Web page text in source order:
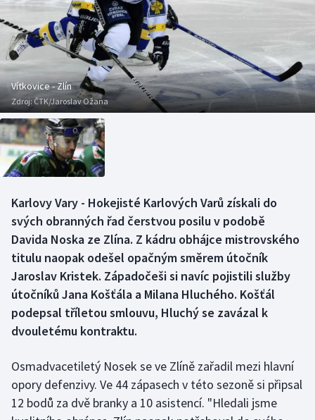
Americký fotbal
Baseball a softbal
Basketbal
Biatlon
Boby a skeleton
Curling
Dostihy
Florbal
Futsal
Gymnastika
NEPŘEHLÉDNĚTE
Soutěže
Historické návraty
Aplikace ČT sport
AZ kvíz
Vítkovice - Zlín
Zdroj:ČTK/Jaroslav Ožana
Karlovy Vary - Hokejisté Karlových Varů získali do
svých obranných řad čerstvou posilu v podobě
Davida Noska ze Zlína. Z kádru obhájce mistrovského
titulu naopak odešel opačným směrem útočník
Jaroslav Kristek. Západočeši si navíc pojistili služby
útočníků Jana Košťála a Milana Hluchého. Košťál
podepsal tříletou smlouvu, Hluchý se zavázal k
dvouletému kontraktu.
Osmadvacetiletý Nosek se ve Zlíně zařadil mezi hlavní
opory defenzivy. Ve 44 zápasech v této sezoně si připsal
12 bodů za dvě branky a 10 asistencí. "Hledali jsme